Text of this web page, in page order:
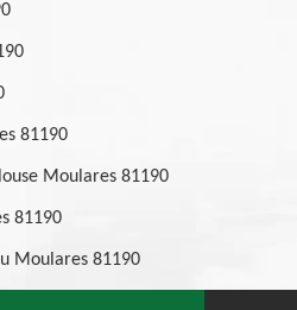
81190
Moulares 81190
81190
Moulares 81190